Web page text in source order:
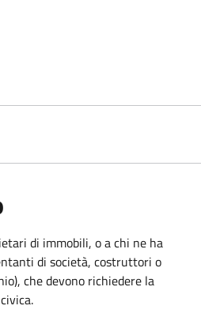
di immobili, o a chi ne ha
di società, costruttori o
che devono richiedere la